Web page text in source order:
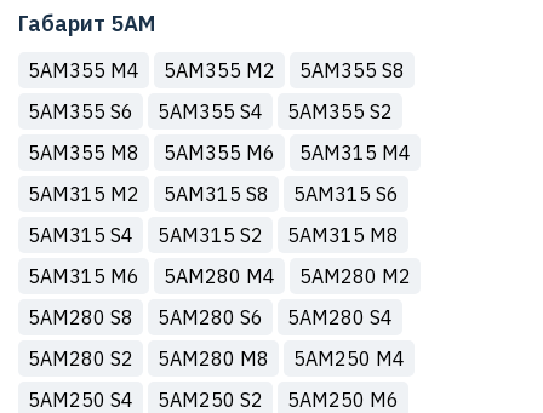
Габарит 5АМ
5АМ355 М4 5АМ355 М2
5АМ355 S8
5АМ355 S6
5АМ355 S4
5АМ355 S2
5АМ355 M8
5АМ355 M6
5АМ315 М4
5АМ315 М2
5АМ315 S8
5АМ315 S6
5АМ315 S4
5АМ315 S2
5АМ315 M8
5АМ315 M6
5АМ280 М4
5АМ280 М2
5АМ280 S8
5АМ280 S6
5АМ280 S4
5АМ280 S2
5АМ280 M8
5АМ250 М4
5АМ250 S4
5АМ250 S2
5АМ250 M6